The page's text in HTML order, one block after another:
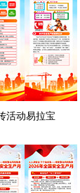
活动易拉宝